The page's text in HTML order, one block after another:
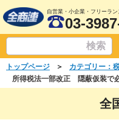
自営業・小企業・フリーラ
03-
トップページ ＞ カテゴリー：
全